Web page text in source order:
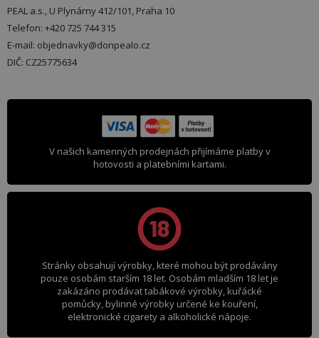
PEAL a.s., U Plynárny 412/101, Praha 10
Telefon: +420 725 744 315
E-mail: objednavky@donpealo.cz
DIČ: CZ25775634
V našich kamenných prodejnách přijímáme platby v
hotovosti a platebními kartami.
Stránky obsahují výrobky, které mohou být prodávány
pouze osobám starším 18 let. Osobám mladším 18 let je
zakázáno prodávat tabákové výrobky, kuřácké
pomůcky, bylinné výrobky určené ke kouření,
elektronické cigarety a alkoholické nápoje.